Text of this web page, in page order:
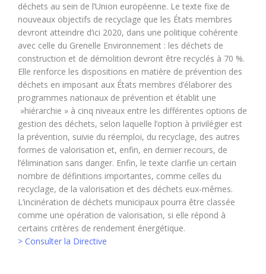
déchets au sein de l’Union européenne. Le texte fixe de
nouveaux objectifs de recyclage que les États membres
devront atteindre d’ici 2020, dans une politique cohérente
avec celle du Grenelle Environnement : les déchets de
construction et de démolition devront être recyclés à 70 %.
Elle renforce les dispositions en matière de prévention des
déchets en imposant aux États membres d’élaborer des
programmes nationaux de prévention et établit une
»hiérarchie » à cinq niveaux entre les différentes options de
gestion des déchets, selon laquelle l’option à privilégier est
la prévention, suivie du réemploi, du recyclage, des autres
formes de valorisation et, enfin, en dernier recours, de
l’élimination sans danger. Enfin, le texte clarifie un certain
nombre de définitions importantes, comme celles du
recyclage, de la valorisation et des déchets eux-mêmes.
L’incinération de déchets municipaux pourra être classée
comme une opération de valorisation, si elle répond à
certains critères de rendement énergétique.
> Consulter la Directive